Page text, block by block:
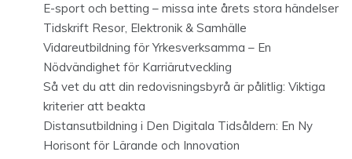
E-sport och betting – missa inte årets stora händelser
Tidskrift Resor, Elektronik & Samhälle
Vidareutbildning för Yrkesverksamma – En
Nödvändighet för Karriärutveckling
Så vet du att din redovisningsbyrå är pålitlig: Viktiga
kriterier att beakta
Distansutbildning i Den Digitala Tidsåldern: En Ny
Horisont för Lärande och Innovation